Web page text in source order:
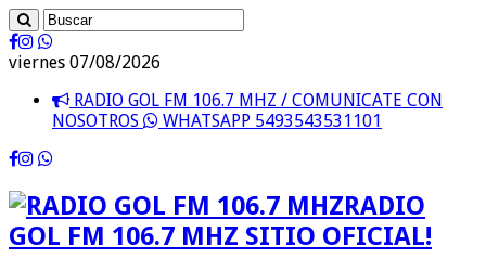
viernes 07/08/2026
RADIO GOL FM 106.7 MHZ / COMUNICATE CON
NOSOTROS
WHATSAPP 5493543531101
RADIO
GOL FM 106.7 MHZ SITIO OFICIAL!